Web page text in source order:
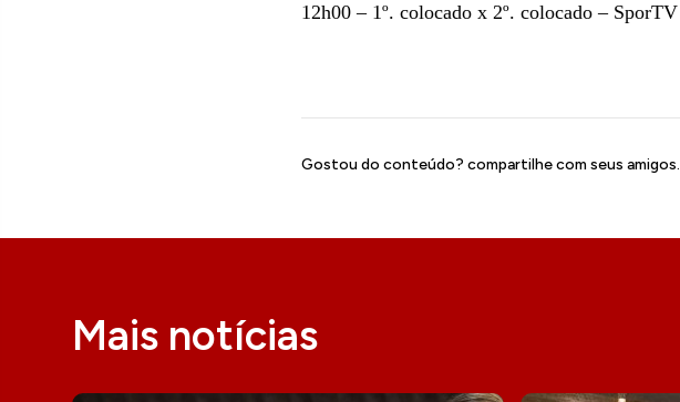
12h00 – 1º. colocado x 2º. colocado – SporTV
Gostou do conteúdo? compartilhe com seus amigos.
Mais notícias